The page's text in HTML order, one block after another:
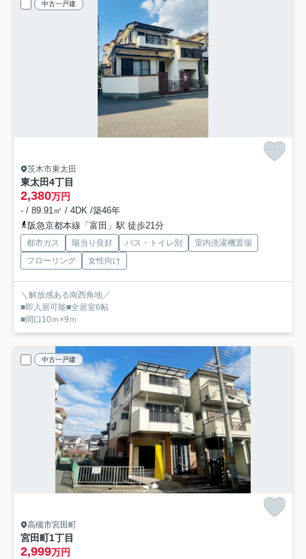
中古一戸建
茨木市東太田
東太田4丁目
2,380万円
- / 89.91㎡ / 4DK /築46年
阪急京都本線「富田」駅 徒歩21分
都市ガス 陽当り良好 バス・トイレ別
室内洗濯機置場
フローリング
女性向け
＼解放感ある南西角地／
■即入居可能■全居室6帖
■間口10ｍ×9ｍ
中古一戸建
高槻市宮田町
宮田町1丁目
2,999万円